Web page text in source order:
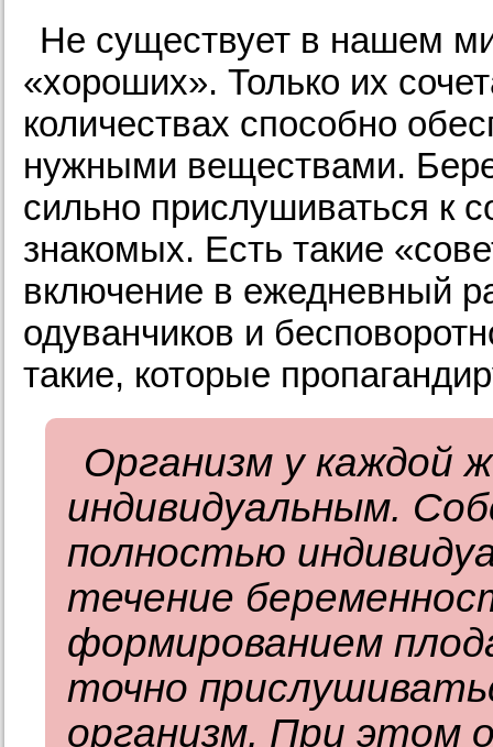
Не существует в нашем
«хороших». Только их
количествах способно
нужными веществами.
сильно прислушиваться к
знакомых. Есть такие
включение в ежедневный
одуванчиков и
такие, которые
Организм у каждой
индивидуальным.
полностью
течение
формированием
точно
организм. При этом